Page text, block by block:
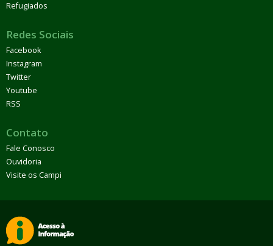
Refugiados
Redes Sociais
Facebook
Instagram
Twitter
Youtube
RSS
Contato
Fale Conosco
Ouvidoria
Visite os Campi